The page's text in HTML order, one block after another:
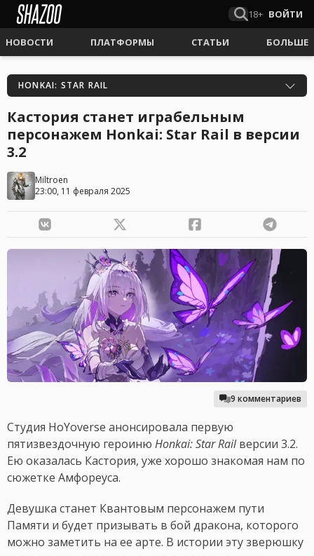
18+ ВОЙТИ
НОВОСТИ ПЛАТФОРМЫ СТАТЬИ БОЛЬШЕ
HONKAI: STAR RAIL
Кастория станет играбельным
персонажем Honkai: Star Rail в версии
3.2
Miltroen
23:00, 11 февраля 2025
9 комментариев
Студия HoYoverse анонсировала первую
пятизвездочную героиню Honkai: Star Railверсии 3.2.
Ею оказалась Кастория, уже хорошо знакомая нам по
сюжетке Амфореуса.
Девушка станет Квантовым персонажем пути
Памяти и будет призывать в бой дракона, которого
можно заметить на ее арте. В истории эту зверюшку